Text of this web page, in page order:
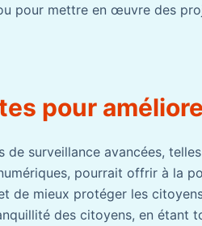
pour mettre en œuvre des
pour
de surveillance avancées,
pourrait offrir à la
de mieux protéger les
des citoyens, en étant